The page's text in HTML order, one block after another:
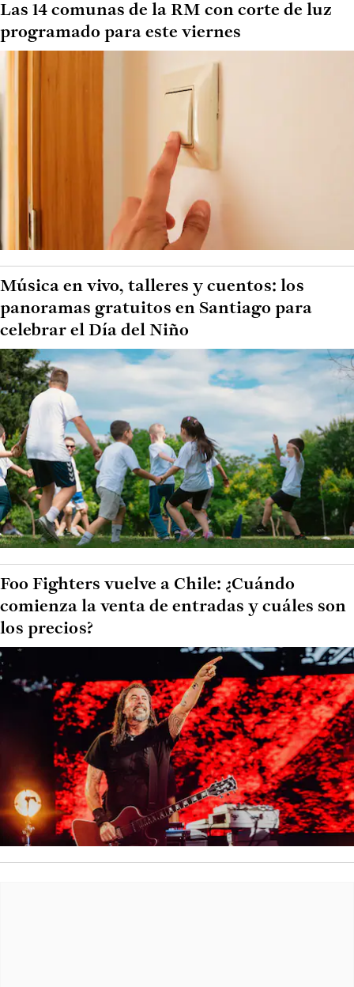
Las 14 comunas de la RM con corte de luz
programado para este viernes
Música en vivo, talleres y cuentos: los
panoramas gratuitos en Santiago para
celebrar el Día del Niño
Foo Fighters vuelve a Chile: ¿Cuándo
comienza la venta de entradas y cuáles son
los precios?